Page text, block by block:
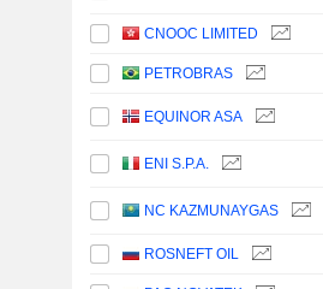
CNOOC LIMITED
PETROBRAS
EQUINOR ASA
ENI S.P.A.
NC KAZMUNAYGAS
ROSNEFT OIL